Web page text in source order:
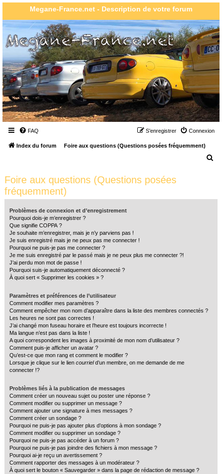
Megane-France.net - Description de votre forum
FAQ Connexion
S’enregistrer
Index du forum
Foire aux questions (Questions posées fréquemment)
Foire aux questions (Questions posées
fréquemment)
Problèmes de connexion et d’enregistrement
Pourquoi dois-je m’enregistrer ?
Que signifie COPPA ?
Je souhaite m’enregistrer, mais je n’y parviens pas !
Je suis enregistré mais je ne peux pas me connecter !
Pourquoi ne puis-je pas me connecter ?
Je me suis enregistré par le passé mais je ne peux plus me connecter ?!
J’ai perdu mon mot de passe !
Pourquoi suis-je automatiquement déconnecté ?
À quoi sert « Supprimer les cookies » ?
Paramètres et préférences de l’utilisateur
Comment modifier mes paramètres ?
Comment empêcher mon nom d’apparaître dans la liste des membres connectés ?
Les heures ne sont pas correctes !
J’ai changé mon fuseau horaire et l’heure est toujours incorrecte !
Ma langue n’est pas dans la liste !
A quoi correspondent les images à proximité de mon nom d’utilisateur ?
Comment puis-je afficher un avatar ?
Qu’est-ce que mon rang et comment le modifier ?
Lorsque je clique sur le lien courrield’un membre, on me demande de me
connecter !?
Problèmes liés à la publication de messages
Comment créer un nouveau sujet ou poster une réponse ?
Comment modifier ou supprimer un message ?
Comment ajouter une signature à mes messages ?
Comment créer un sondage ?
Pourquoi ne puis-je pas ajouter plus d’options à mon sondage ?
Comment modifier ou supprimer un sondage ?
Pourquoi ne puis-je pas accéder à un forum ?
Pourquoi ne puis-je pas joindre des fichiers à mon message ?
Pourquoi ai-je reçu un avertissement ?
Comment rapporter des messages à un modérateur ?
À quoi sert le bouton « Sauvegarder » dans la page de rédaction de message ?